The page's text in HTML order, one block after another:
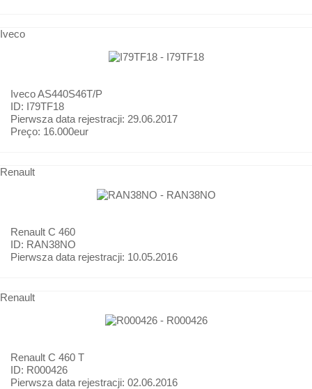
Iveco
IvecoAS440S46T/P
ID: I79TF18
Pierwsza data rejestracji: 29.06.2017
Preço: 16.000eur
Renault
Renault C 460
ID: RAN38NO
Pierwsza data rejestracji: 10.05.2016
Renault
Renault C 460 T
ID: R000426
Pierwsza data rejestracji: 02.06.2016